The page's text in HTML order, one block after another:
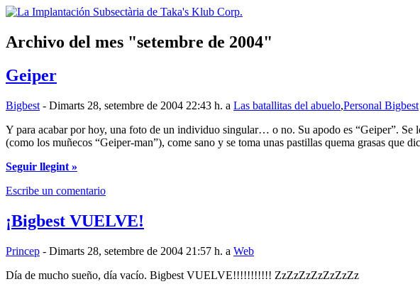
Archivo del mes
setembre de 2004
Geiper
Bigbest - Dimarts 28, setembre de 2004 22:43 h. a Las batallitas del abuelo,Personal Bigbest
Y para acabar por hoy, una foto de un individuo singular… o no. Su apodo es “Geiper”. Se
(como los muñecos “Geiper-man”), come sano y se toma unas pastillas quema grasas que
Seguir llegint »
Escribe un comentario
¡Bigbest VUELVE!
Princep - Dimarts 28, setembre de 2004 21:57 h. a Web
Día de mucho sueño, día vacío. Bigbest VUELVE!!!!!!!!!!! ZzZzZzZzZzZzZz